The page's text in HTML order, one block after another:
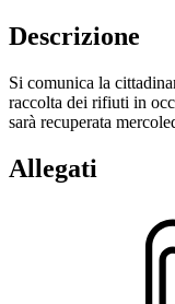
Descrizione
Si comunica la
raccolta dei rifiuti in
sarà recuperata
Allegati